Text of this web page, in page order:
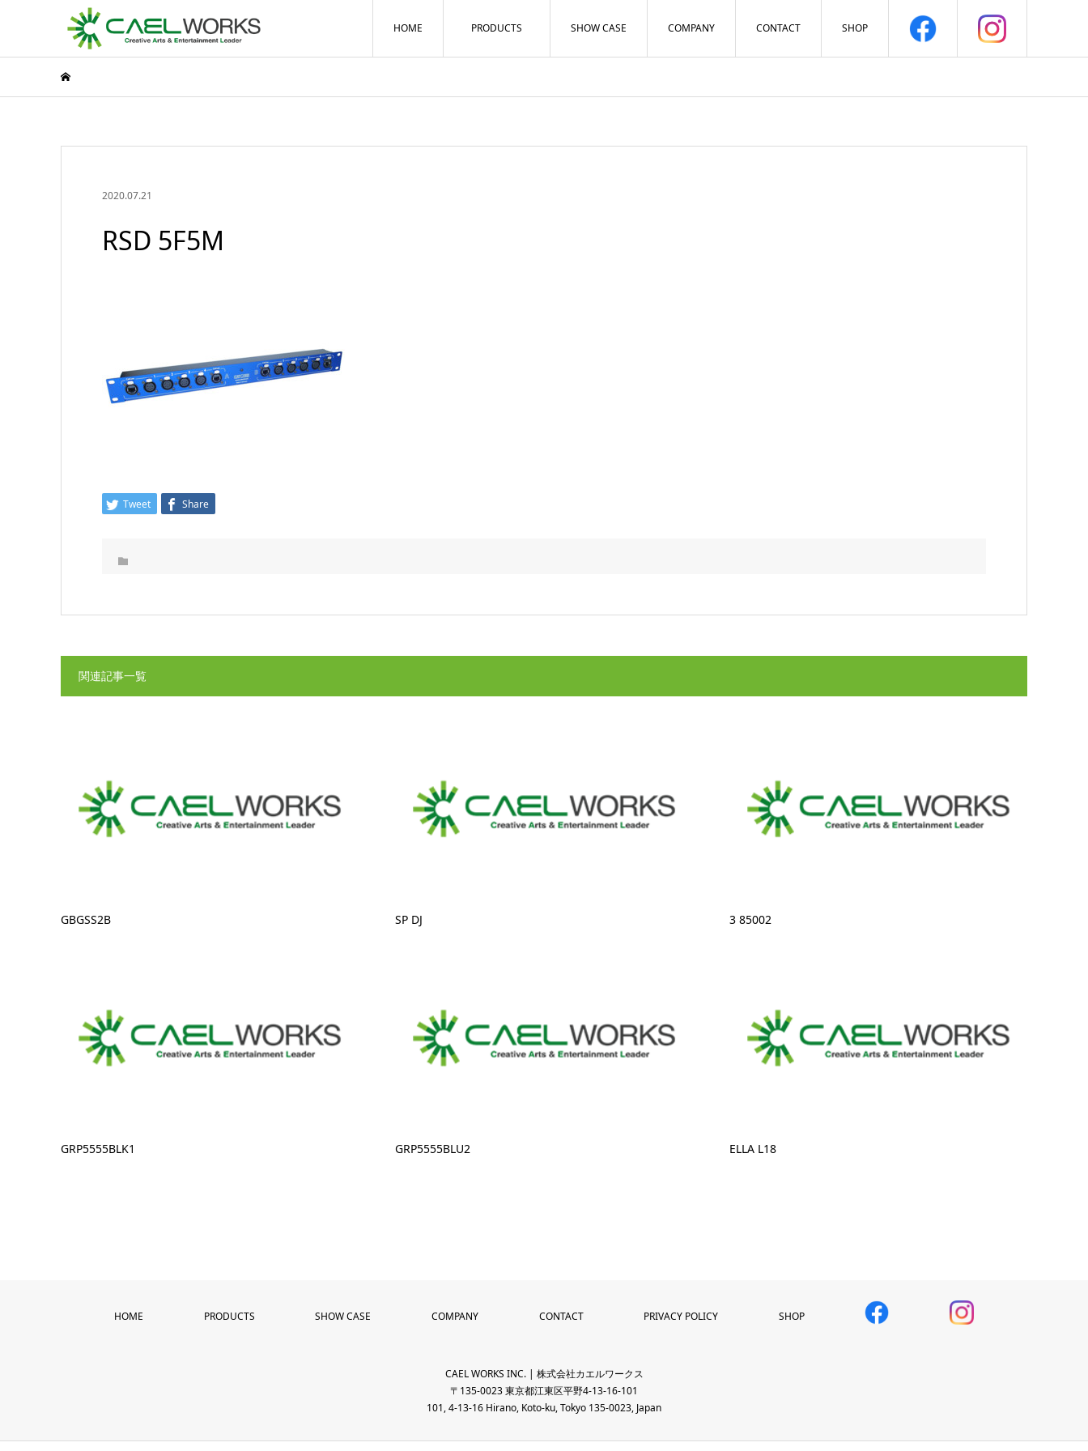
HOME PRODUCTS SHOW CASE COMPANY CONTACT SHOP
2020.07.21
RSD 5F5M
Tweet Share
関連記事一覧
GBGSS2B SP DJ 3 85002
GRP5555BLK1 GRP5555BLU2 ELLA L18
HOME PRODUCTS SHOW CASE COMPANY CONTACT PRIVACY POLICY SHOP
CAEL WORKS INC. | 株式会社カエルワークス
〒135-0023 東京都江東区平野4-13-16-101
101, 4-13-16 Hirano, Koto-ku, Tokyo 135-0023, Japan